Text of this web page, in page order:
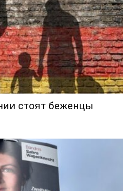
стоят беженцы